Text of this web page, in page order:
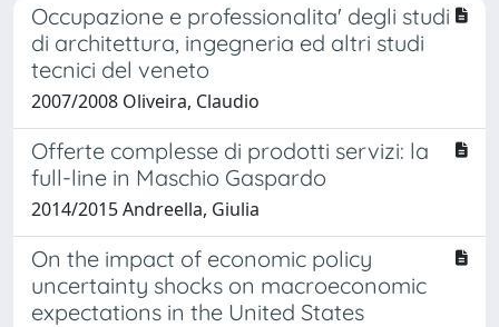
Occupazione e professionalita' degli studi
di architettura, ingegneria ed altri studi
tecnici del veneto
2007/2008 Oliveira, Claudio
Offerte complesse di prodotti servizi: la
full-line in Maschio Gaspardo
2014/2015 Andreella, Giulia
On the impact of economic policy
uncertainty shocks on macroeconomic
expectations in the United States